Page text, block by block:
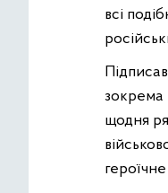
всі
зокрема
щодня